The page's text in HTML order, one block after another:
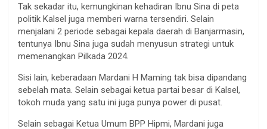
Tak sekadar itu, kemungkinan kehadiran Ibnu Sina di peta
politik Kalsel juga memberi warna tersendiri. Selain
menjalani 2 periode sebagai kepala daerah di Banjarmasin,
tentunya Ibnu Sina juga sudah menyusun strategi untuk
memenangkan Pilkada 2024.
Sisi lain, keberadaan Mardani H Maming tak bisa dipandang
sebelah mata. Selain sebagai ketua partai besar di Kalsel,
tokoh muda yang satu ini juga punya power di pusat.
Selain sebagai Ketua Umum BPP Hipmi, Mardani juga